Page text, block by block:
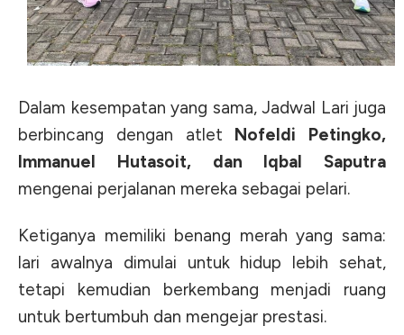
Dalam kesempatan yang sama, Jadwal Lari juga
berbincang dengan atlet Nofeldi Petingko,
Immanuel Hutasoit, dan Iqbal Saputra
mengenai perjalanan mereka sebagai pelari.
Ketiganya memiliki benang merah yang sama:
lari awalnya dimulai untuk hidup lebih sehat,
tetapi kemudian berkembang menjadi ruang
untuk bertumbuh dan mengejar prestasi.